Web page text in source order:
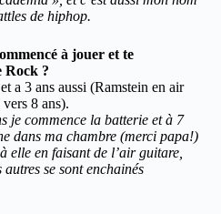
de hiphop.
à jouer et te
Rock ?
a 3 ans aussi (Ramstein en air
8 ans).
je commence la batterie et à 7
dans ma chambre (merci papa!)
elle en faisant de l’air guitare,
se sont enchainés